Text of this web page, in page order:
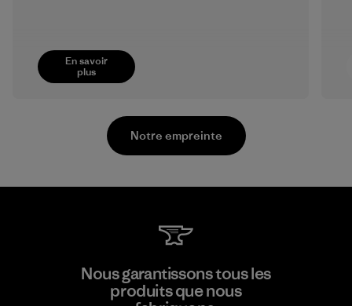
En savoir
plus
Shinwon Ebenezer Hanoi
Notre empreinte
Nous garantissons tous les
produits que nous